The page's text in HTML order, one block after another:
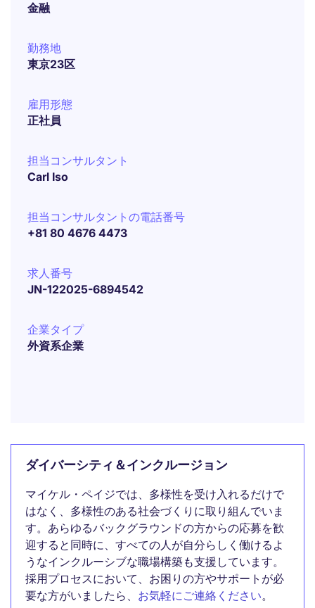
金融
勤務地
東京23区
雇用形態
正社員
担当コンサルタント
Carl Iso
担当コンサルタントの電話番号
+81 80 4676 4473
求人番号
JN-122025-6894542
企業タイプ
外資系企業
ダイバーシティ＆インクルージョン
マイケル・ペイジでは、多様性を受け入れるだけで
はなく、多様性のある社会づくりに取り組んでいま
す。あらゆるバックグラウンドの方からの応募を歓
迎すると同時に、すべての人が自分らしく働けるよ
うなインクルーシブな職場構築も支援しています。
採用プロセスにおいて、お困りの方やサポートが必
要な方がいましたら、 お気軽にご連絡ください。